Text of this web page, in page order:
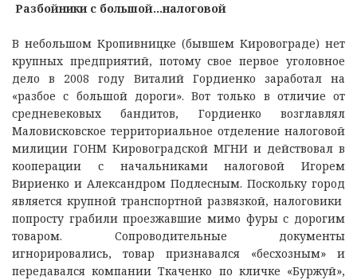
Разбойники с большой...налоговой
В небольшом Кропивницке (бывшем Кировограде) нет
крупных предприятий, потому свое первое уголовное
дело в 2008 году Виталий Гордиенко заработал на
«разбое с большой дороги». Вот только в отличие от
средневековых бандитов, Гордиенко возглавлял
Маловисковское территориальное отделение налоговой
милиции ГОНМ Кировоградской МГНИ и действовал в
кооперации с начальниками налоговой Игорем
Вириенко и Александром Подлесным. Поскольку город
является крупной транспортной развязкой, налоговики
попросту грабили проезжавшие мимо фуры с дорогим
товаром. Сопроводительные документы
игнорировались, товар признавался «бесхозным» и
передавался компании Ткаченко по кличке «Буржуй»,